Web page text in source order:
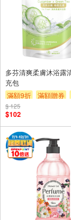
多芬清爽柔膚沐浴露
充包
滿額9折
滿額贈券
$ 125
$102